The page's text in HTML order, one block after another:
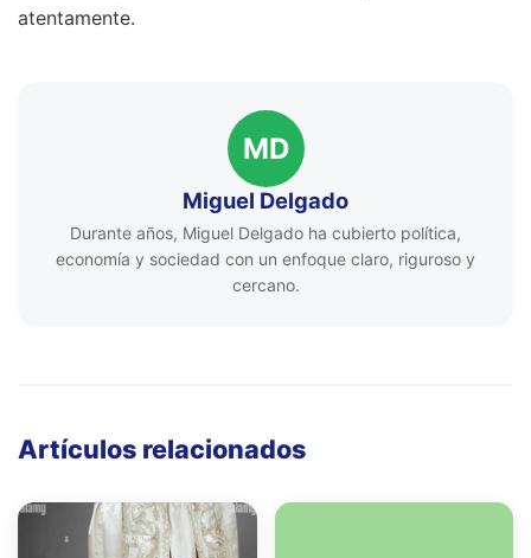
atentamente.
MD
Miguel Delgado
Durante años, Miguel Delgado ha cubierto política,
economía y sociedad con un enfoque claro, riguroso y
cercano.
Artículos relacionados